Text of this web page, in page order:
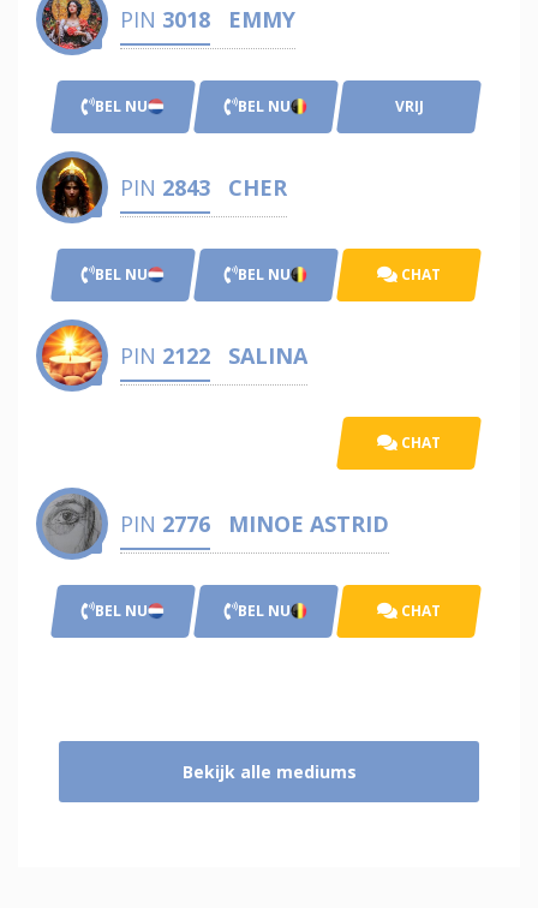
PIN 3018 EMMY
BEL NU BEL NU VRIJ
PIN 2843 CHER
BEL NU BEL NU CHAT
PIN 2122 SALINA
CHAT
PIN 2776 MINOE ASTRID
BEL NU BEL NU CHAT
Bekijk alle mediums